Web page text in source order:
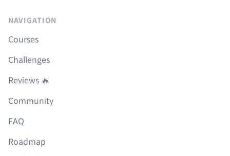
NAVIGATION
Courses
Challenges
Reviews 🔥
Community
FAQ
Roadmap